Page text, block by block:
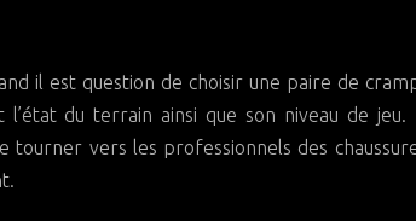
du terrain ainsi que son niveau de jeu.
vers les professionnels des